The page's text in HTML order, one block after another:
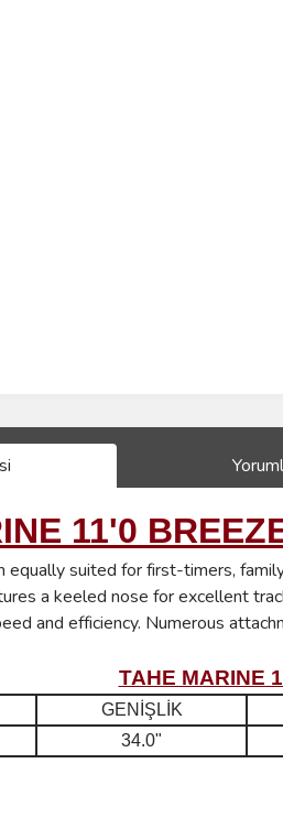
11'0
suited for first-timers, family
a keeled nose for excellent
and efficiency. Numerous
TAHE MARINE
GENİŞLİK
34.0"